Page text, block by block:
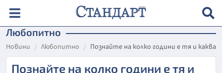
Любопитно
Новини Любопитно Познайте на колко години е тя и каква
Познайте на колко години е тя и